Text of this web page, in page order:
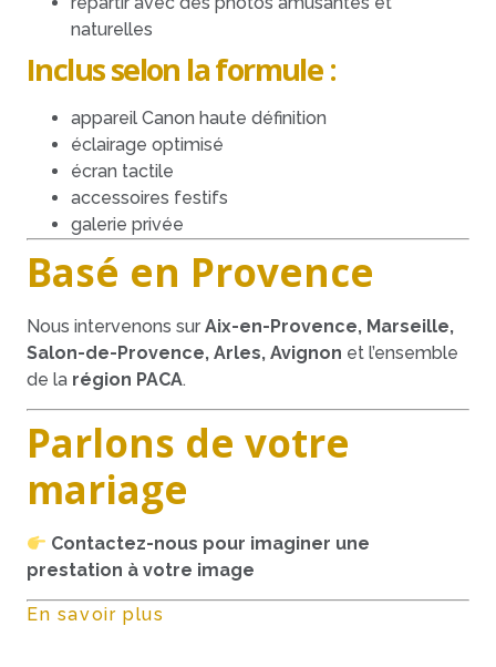
naturelles
Inclus selon la formule :
appareil Canon haute définition
éclairage optimisé
écran tactile
accessoires festifs
galerie privée
Basé en Provence
Nous intervenons sur Aix-en-Provence, Marseille,
Salon-de-Provence, Arles, Avignon et l’ensemble
de la région PACA.
Parlons de votre
mariage
Contactez-nous pour imaginer une
prestation à votre image
En savoir plus